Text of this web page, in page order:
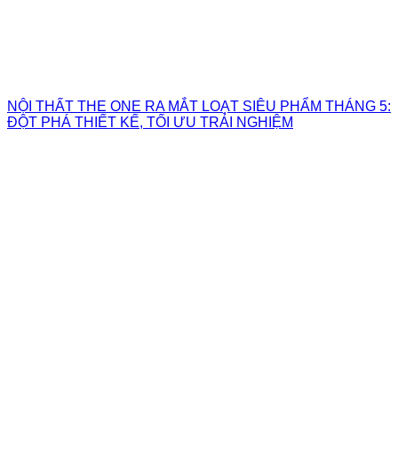
NỘI THẤT THE ONE RA MẮT LOẠT SIÊU PHẨM THÁNG 5:
ĐỘT PHÁ THIẾT KẾ, TỐI ƯU TRẢI NGHIỆM